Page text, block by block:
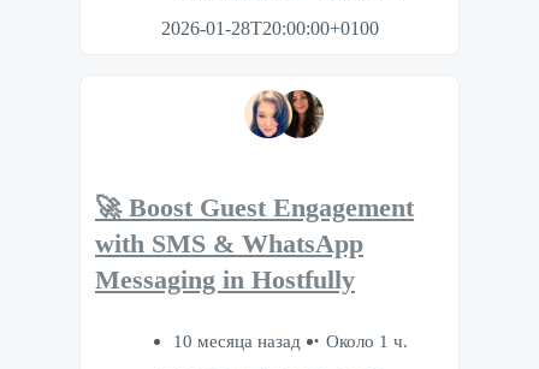
2026-01-28T20:00:00+0100
🚀 Boost Guest Engagement
with SMS & WhatsApp
Messaging in Hostfully
10 месяца назад
Около 1 ч.